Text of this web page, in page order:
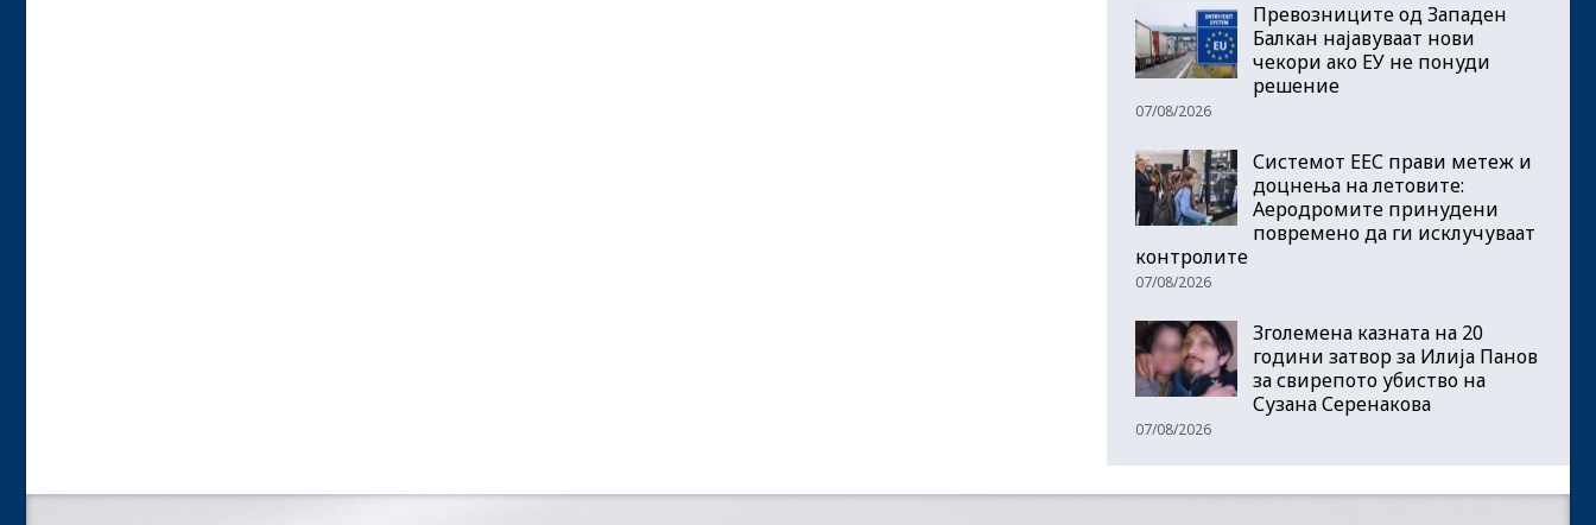
Превозниците од Западен
Балкан најавуваат нови
чекори ако ЕУ не понуди
решение
07/08/2026
Системот ЕЕС прави метеж и
доцнења на летовите:
Аеродромите принудени
повремено да ги исклучуваат
контролите
07/08/2026
Зголемена казната на 20
години затвор за Илија Панов
за свирепото убиство на
Сузана Серенакова
07/08/2026